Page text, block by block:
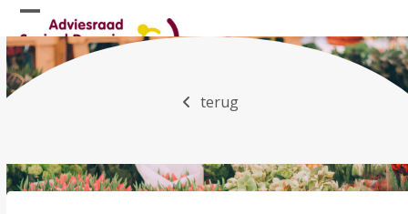
Skip
to
content
Open
mobile
menu
Close
mobile
menu
terug